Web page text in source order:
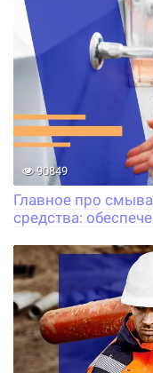
90849
Главное про
средства: